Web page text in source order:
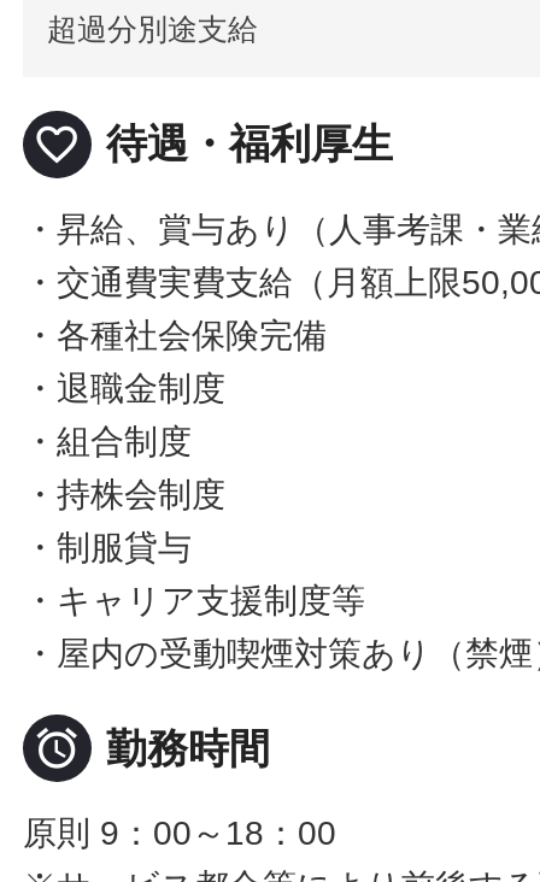
超過分別途支給
favorite_border 待遇・福利厚生
・昇給、賞与あり（人事考課・
・交通費実費支給（月額上限
・各種社会保険完備
・退職金制度
・組合制度
・持株会制度
・制服貸与
・キャリア支援制度等
・屋内の受動喫煙対策あり（禁
 勤務時間
原則 9：00～18：00